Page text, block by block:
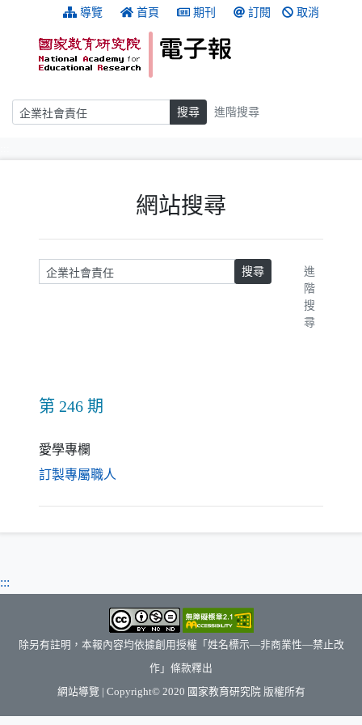
跳到主要內容 導覽 首頁 期刊 訂閱 取消
搜尋 搜尋 進階搜尋
網站搜尋
請輸入關鍵字 搜尋
進
階
搜
尋
第 246 期
愛學專欄
訂製專屬職人
:::
除另有註明，本報內容均依據創用授權「姓名標示—非商業性—禁止改
作」條款釋出
網站導覽 | Copyright© 2020 國家教育研究院（另開新視窗）
版權所有